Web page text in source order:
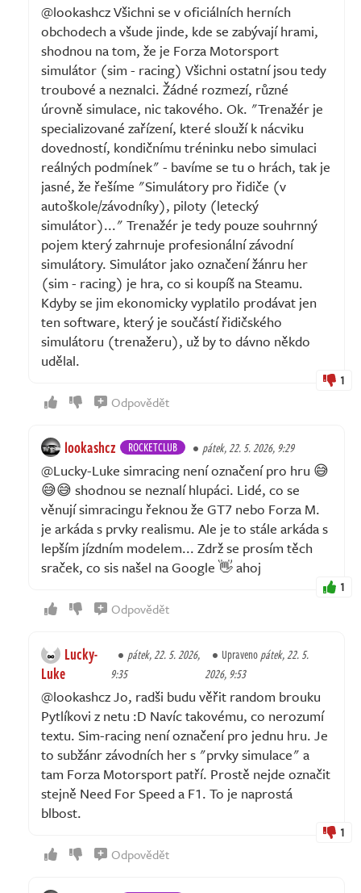
@lookashcz Všichni se v oficiálních herních
obchodech a všude jinde, kde se zabývají hrami,
shodnou na tom, že je Forza Motorsport
simulátor (sim - racing) Všichni ostatní jsou tedy
troubové a neznalci. Žádné rozmezí, různé
úrovně simulace, nic takového. Ok. "Trenažér je
specializované zařízení, které slouží k nácviku
dovedností, kondičnímu tréninku nebo simulaci
reálných podmínek" - bavíme se tu o hrách, tak je
jasné, že řešíme "Simulátory pro řidiče (v
autoškole/závodníky), piloty (letecký
simulátor)..." Trenažér je tedy pouze souhrnný
pojem který zahrnuje profesionální závodní
simulátory. Simulátor jako označení žánru her
(sim - racing) je hra, co si koupíš na Steamu.
Kdyby se jim ekonomicky vyplatilo prodávat jen
ten software, který je součástí řidičského
simulátoru (trenažeru), už by to dávno někdo
udělal.
1
Odpovědět
lookashcz ROCKETCLUB pátek, 22. 5. 2026, 9:29
@Lucky-Luke simracing není označení pro hru 😅
😅😅 shodnou se neznalí hlupáci. Lidé, co se
věnují simracingu řeknou že GT7 nebo Forza M.
je arkáda s prvky realismu. Ale je to stále arkáda s
lepším jízdním modelem... Zdrž se prosím těch
sraček, co sis našel na Google 👋 ahoj
1
Odpovědět
Lucky-
Luke
pátek, 22. 5. 2026,
9:35
Upravenopátek, 22. 5.
2026, 9:53
@lookashcz Jo, radši budu věřit random brouku
Pytlíkovi z netu :D Navíc takovému, co nerozumí
textu. Sim-racing není označení pro jednu hru. Je
to subžánr závodních her s "prvky simulace" a
tam Forza Motorsport patří. Prostě nejde označit
stejně Need For Speed a F1. To je naprostá
blbost.
1
Odpovědět